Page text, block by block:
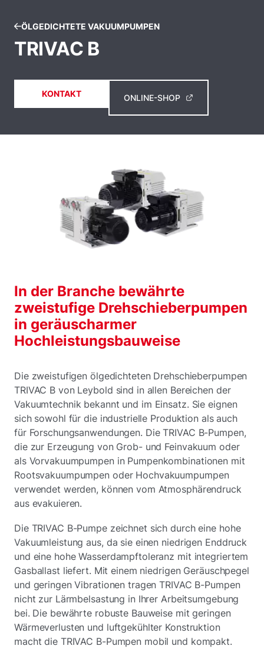
ÖLGEDICHTETE VAKUUMPUMPEN
TRIVAC B
KONTAKT ONLINE-SHOP
In der Branche bewährte
zweistufige Drehschieberpumpen
in geräuscharmer
Hochleistungsbauweise
Die zweistufigen ölgedichteten Drehschieberpumpen
TRIVAC B von Leybold sind in allen Bereichen der
Vakuumtechnik bekannt und im Einsatz. Sie eignen
sich sowohl für die industrielle Produktion als auch
für Forschungsanwendungen. Die TRIVAC B-Pumpen,
die zur Erzeugung von Grob- und Feinvakuum oder
als Vorvakuumpumpen in Pumpenkombinationen mit
Rootsvakuumpumpen oder Hochvakuumpumpen
verwendet werden, können vom Atmosphärendruck
aus evakuieren.
Die TRIVAC B-Pumpe zeichnet sich durch eine hohe
Vakuumleistung aus, da sie einen niedrigen Enddruck
und eine hohe Wasserdampftoleranz mit integriertem
Gasballast liefert. Mit einem niedrigen Geräuschpegel
und geringen Vibrationen tragen TRIVAC B-Pumpen
nicht zur Lärmbelsastung in Ihrer Arbeitsumgebung
bei. Die bewährte robuste Bauweise mit geringen
Wärmeverlusten und luftgekühlter Konstruktion
macht die TRIVAC B-Pumpen mobil und kompakt.